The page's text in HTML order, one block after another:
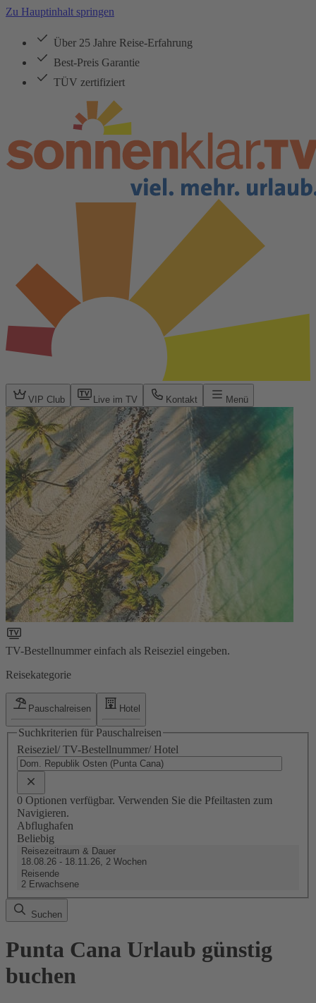
Zu Hauptinhalt springen
Über 25 Jahre Reise-Erfahrung
Best-Preis Garantie
TÜV zertifiziert
VIP Club Live im TV Kontakt Menü
TV-Bestellnummer einfach als Reiseziel eingeben.
Reisekategorie
Pauschalreisen Hotel
Suchkriterien für Pauschalreisen
Reiseziel/ TV-Bestellnummer/ Hotel
0 Optionen verfügbar. Verwenden Sie die Pfeiltasten zum
Navigieren.
Abflughafen
Beliebig
Reisezeitraum & Dauer
18.08.26 - 18.11.26, 2 Wochen
Reisende
2 Erwachsene
Suchen
Punta Cana Urlaub günstig
buchen